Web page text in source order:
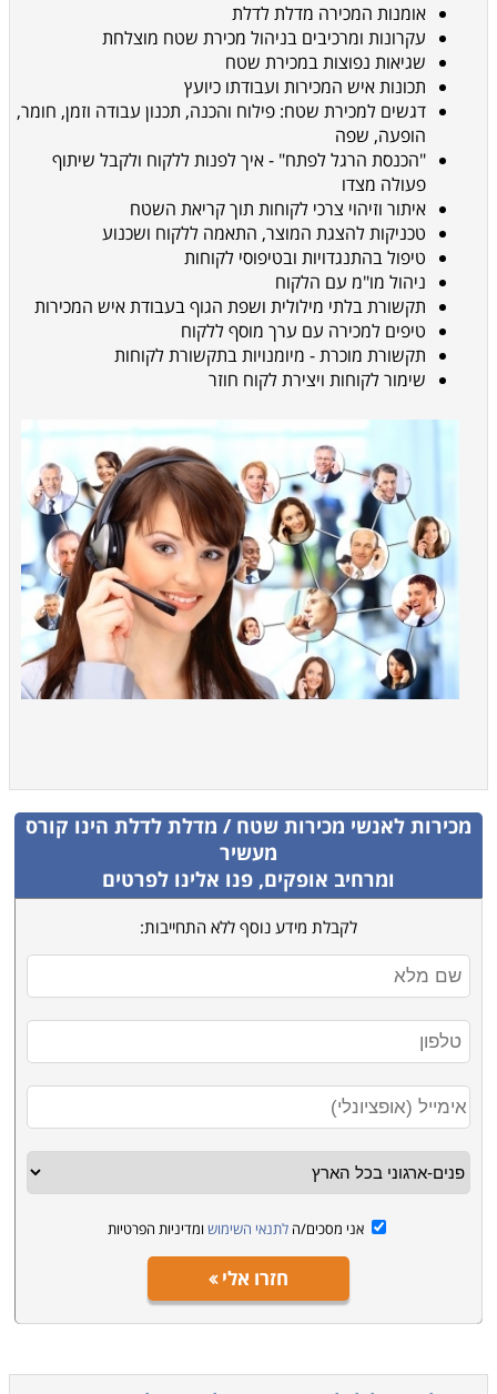
אומנות המכירה מדלת לדלת
עקרונות ומרכיבים בניהול מכירת שטח מוצלחת
שגיאות נפוצות במכירת שטח
תכונות איש המכירות ועבודתו כיועץ
דגשים למכירת שטח: פילוח והכנה, תכנון עבודה וזמן, חומר,
הופעה, שפה
"הכנסת הרגל לפתח" - איך לפנות ללקוח ולקבל שיתוף
פעולה מצדו
איתור וזיהוי צרכי לקוחות תוך קריאת השטח
טכניקות להצגת המוצר, התאמה ללקוח ושכנוע
טיפול בהתנגדויות ובטיפוסי לקוחות
ניהול מו"מ עם הלקוח
תקשורת בלתי מילולית ושפת הגוף בעבודת איש המכירות
טיפים למכירה עם ערך מוסף ללקוח
תקשורת מוכרת - מיומנויות בתקשורת לקוחות
שימור לקוחות ויצירת לקוח חוזר
מכירות לאנשי מכירות שטח / מדלת לדלת הינו קורס
מעשיר
ומרחיב אופקים, פנו אלינו לפרטים
לקבלת מידע נוסף ללא התחייבות:
אני מסכים/ה לתנאי השימוש ומדיניות הפרטיות
חזרו אלי